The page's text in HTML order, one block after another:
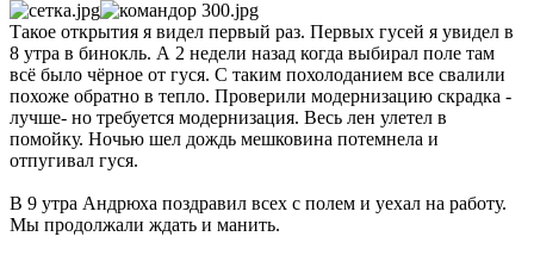
Такое открытия я видел первый раз. Первых гусей я увидел в
8 утра в бинокль. А 2 недели назад когда выбирал поле там
всё было чёрное от гуся. С таким похолоданием все свалили
похоже обратно в тепло. Проверили модернизацию скрадка -
лучше- но требуется модернизация. Весь лен улетел в
помойку. Ночью шел дождь мешковина потемнела и
отпугивал гуся.
В 9 утра Андрюха поздравил всех с полем и уехал на работу.
Мы продолжали ждать и манить.